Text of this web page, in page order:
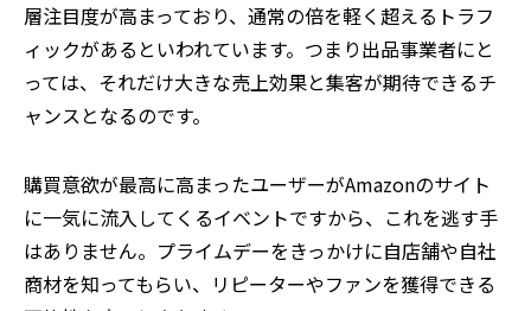
層注目度が高まっており、通常の倍を軽く超えるトラフ
ィックがあるといわれています。つまり出品事業者にと
っては、それだけ大きな売上効果と集客が期待できるチ
ャンスとなるのです。
購買意欲が最高に高まったユーザーがAmazonのサイト
に一気に流入してくるイベントですから、これを逃す手
はありません。プライムデーをきっかけに自店舗や自社
商材を知ってもらい、リピーターやファンを獲得できる